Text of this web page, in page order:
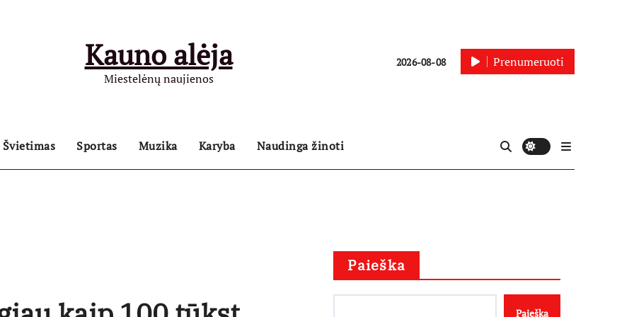
Kauno alėja
Miestelėnų naujienos
2026-08-08 Prenumeruoti
Švietimas Sportas Muzika Karyba Naudinga žinoti
Paieška
Paieška